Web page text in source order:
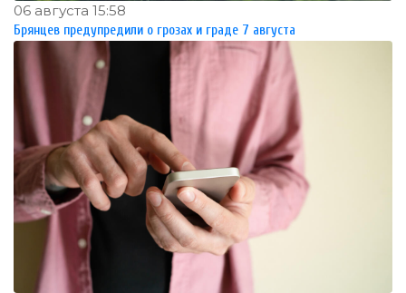
06 августа 15:58
Брянцев предупредили о грозах и граде 7 августа